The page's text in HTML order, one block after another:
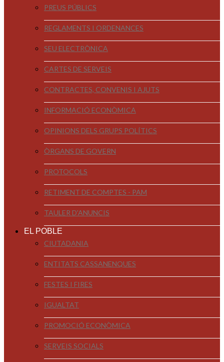
PREUS PÚBLICS
REGLAMENTS I ORDENANCES
SEU ELECTRÒNICA
CARTES DE SERVEIS
CONTRACTES, CONVENIS I AJUTS
INFORMACIÓ ECONÒMICA
OPINIONS DELS GRUPS POLÍTICS
ÒRGANS DE GOVERN
PROTOCOLS
RETIMENT DE COMPTES - PAM
TAULER D'ANUNCIS
EL POBLE
CIUTADANIA
ENTITATS CASSANENQUES
FESTES I FIRES
IGUALTAT
PROMOCIÓ ECONÒMICA
SERVEIS SOCIALS